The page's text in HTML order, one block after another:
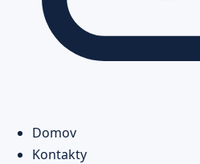
Domov
Kontakty